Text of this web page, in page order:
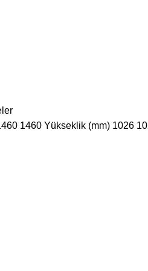
1460 Yükseklik (mm) 1026